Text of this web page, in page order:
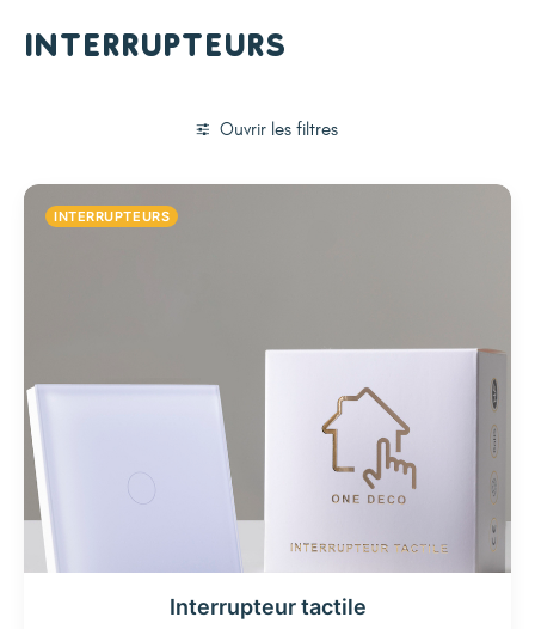
Interrupteurs
Ouvrir les filtres
INTERRUPTEURS
Interrupteur tactile